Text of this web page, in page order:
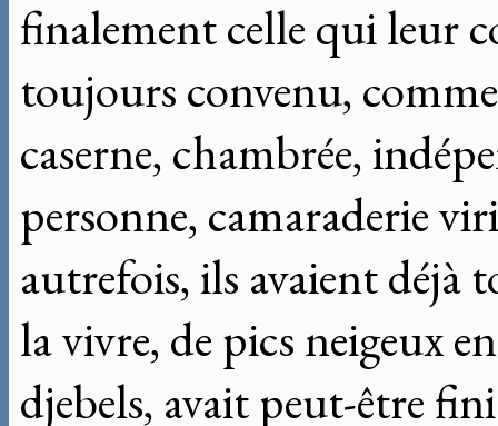
finalement celle qui leur
toujours convenu,
caserne, chambrée,
personne, camaraderie
autrefois, ils avaient déjà
la vivre, de pics neigeux
djebels, avait peut-être